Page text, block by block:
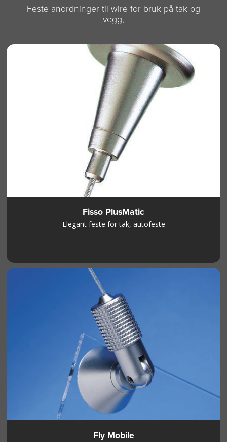
Feste anordninger til wire for bruk på tak og
vegg,
Fisso PlusMatic
Elegant feste for tak, autofeste
Fly Mobile